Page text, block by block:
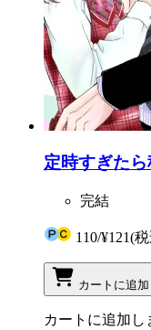
定時すぎた
完結
110/¥121(
カートに追加
カートに追加し